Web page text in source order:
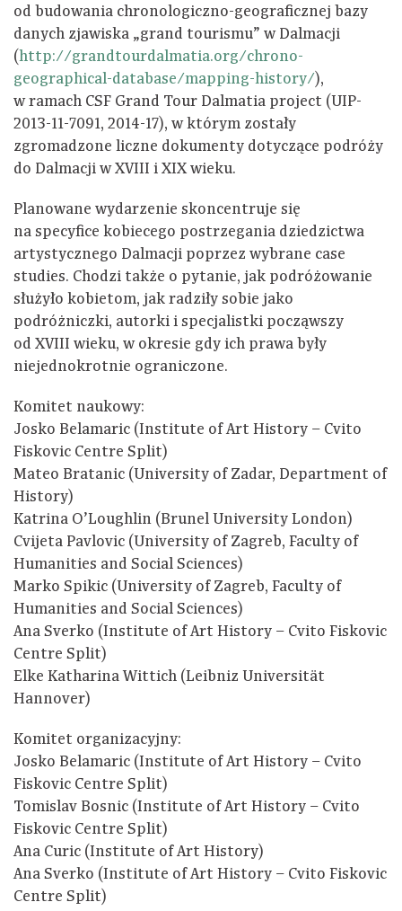
od budowania chronologiczno-geograficznej bazy
danych zjawiska „grand tourismu” w Dalmacji
(http://grandtourdalmatia.org/chrono-
geographical-database/mapping-history/),
w ramach CSF Grand Tour Dalmatia project (UIP-
2013-11-7091, 2014-17), w którym zostały
zgromadzone liczne dokumenty dotyczące podróży
do Dalmacji w XVIII i XIX wieku.
Planowane wydarzenie skoncentruje się
na specyfice kobiecego postrzegania dziedzictwa
artystycznego Dalmacji poprzez wybrane case
studies. Chodzi także o pytanie, jak podróżowanie
służyło kobietom, jak radziły sobie jako
podróżniczki, autorki i specjalistki począwszy
od XVIII wieku, w okresie gdy ich prawa były
niejednokrotnie ograniczone.
Komitet naukowy:
Josko Belamaric (Institute of Art History – Cvito
Fiskovic Centre Split)
Mateo Bratanic (University of Zadar, Department of
History)
Katrina O’Loughlin (Brunel University London)
Cvijeta Pavlovic (University of Zagreb, Faculty of
Humanities and Social Sciences)
Marko Spikic (University of Zagreb, Faculty of
Humanities and Social Sciences)
Ana Sverko (Institute of Art History – Cvito Fiskovic
Centre Split)
Elke Katharina Wittich (Leibniz Universität
Hannover)
Komitet organizacyjny:
Josko Belamaric (Institute of Art History – Cvito
Fiskovic Centre Split)
Tomislav Bosnic (Institute of Art History – Cvito
Fiskovic Centre Split)
Ana Curic (Institute of Art History)
Ana Sverko (Institute of Art History – Cvito Fiskovic
Centre Split)